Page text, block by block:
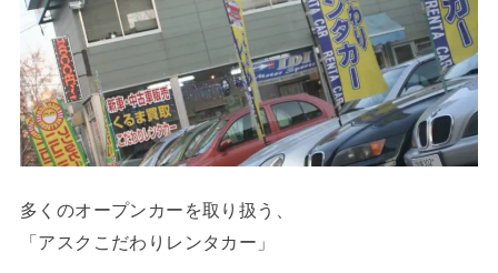
多くのオープンカーを取り扱う、
「アスクこだわりレンタカー」